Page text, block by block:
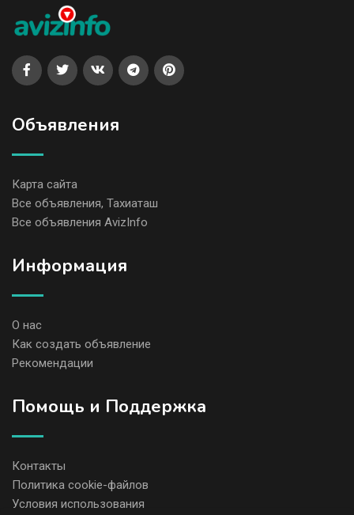
Объявления
Карта сайта
Все объявления, Тахиаташ
Все объявления AvizInfo
Информация
О нас
Как создать объявление
Рекомендации
Помощь и Поддержка
Контакты
Политика cookie-файлов
Условия использования